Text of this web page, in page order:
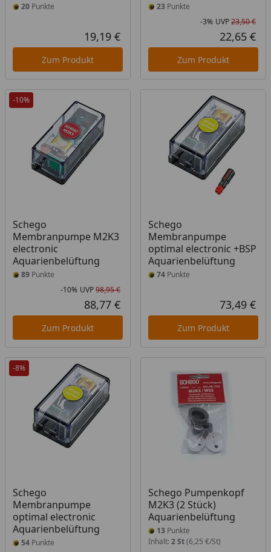
20 Punkte
Aktueller Preis
19,19 €
Zum Produkt
23Punkte
-3% UVP23,50 €
22,65 €
Zum Produkt
-10%
Schego
Membranpumpe M2K3
electronic
Aquarienbelüftung
89 Punkte
Rabatt in Prozent
-10%
Ursprünglicher Preis
UVP98,95 €
Aktueller Preis
88,77 €
Zum Produkt
Schego
Membranpumpe
optimal electronic +BSP
Aquarienbelüftung
74Punkte
73,49 €
Zum Produkt
-8%
Schego
Membranpumpe
optimal electronic
Aquarienbelüftung
54 Punkte
Schego Pumpenkopf
M2K3 (2 Stück)
Aquarienbelüftung
13Punkte
Inhalt: 2 St(6,25 €/St)